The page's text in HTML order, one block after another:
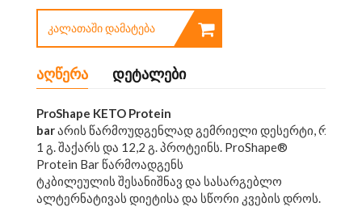
ᲙᲐᲚᲐᲗᲐᲨᲘ ᲓᲐᲛᲐᲢᲔᲑᲐ
აღწერა დეტალები
ProShape KETO Protein
barარის წარმოუდგენლად გემრიელი დესერტი,
1 გ. შაქარს და 12,2 გ. პროტეინს. ProShape®
Protein Bar წარმოადგენს
ტკბილეულის შესანიშნავ და სასარგებლო
ალტერნატივას დიეტისა და სწორი კვების დროს.